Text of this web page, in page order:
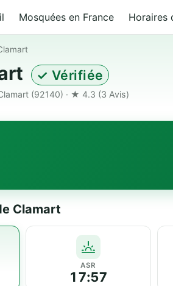
Mosquées en France Horaires
✓ Vérifiée
(92140) · ★ 4.3 (3 Avis)
Clamart
ASR
17:57